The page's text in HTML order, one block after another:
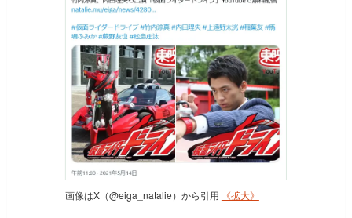
画像はX（@eiga_natalie）から引用 《拡大》